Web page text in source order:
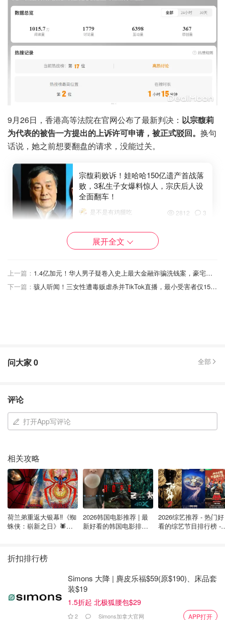
9月26日，香港高等法院在官网公布了最新判决： 以宗馥莉
为代表的被告一方提出的上诉许可申请，被正式驳回。 换句
话说，她之前想要翻盘的请求，没能过关。
宗馥莉败诉！娃哈哈150亿遗产首战落
败，3私生子女爆料惊人，宗庆后人设
全面翻车！
是不是有鸡腿吃 2812 3
核心焦点是香港账户
Jieli Zong）、宗继盛（Jerry Jisheng Zong）；被告则是宗
馥莉（Kelly Fuli Zong）以及建浩创投有限公司（Jian Hao
可以说，钱和账目，是整个纠纷的关键。
曝光！宗馥莉因150亿遗产遭"同父异母
兄妹"起诉！
是不是有鸡腿吃 3201 1
根据判决书，被告在今年8月15日递交了上诉许可申请，9
月1日原告提交反对意见，9月8日被告再交答辩书。
展开全文
上一篇：
1.4亿加元！华人男子疑卷入史上最大金融诈骗洗钱案，豪宅查获豪车、名表等奢侈品！
下一篇：
骇人听闻！三女性遭毒贩虐杀并TikTok直播，最小受害者仅15岁！主犯在逃！
问大家0 全部
评论
打开App写评论
相关攻略
荷兰弟重返大银幕‼️《蜘
蛛侠：崭新之日》🕷️北
2026韩国电影推荐 | 最
新好看的韩国电影排行
2026综艺推荐 - 热门好
看的综艺节目排行榜 -
折扣排行榜
Simons 大降 | 麂皮乐福$59(原$190)、床品套
装$19
1.5折起 北极狐腰包$29
2 Simons加拿大官网 APP打开